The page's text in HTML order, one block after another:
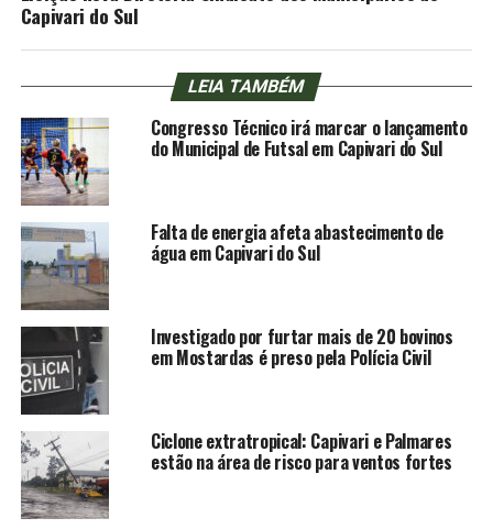
Capivari do Sul
LEIA TAMBÉM
Congresso Técnico irá marcar o lançamento
do Municipal de Futsal em Capivari do Sul
Falta de energia afeta abastecimento de
água em Capivari do Sul
Investigado por furtar mais de 20 bovinos
em Mostardas é preso pela Polícia Civil
Ciclone extratropical: Capivari e Palmares
estão na área de risco para ventos fortes